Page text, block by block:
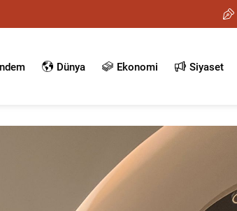
Dünya Ekonomi Siyaset